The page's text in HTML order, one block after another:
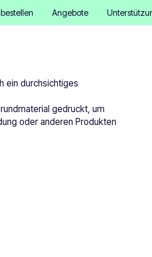
Angebote
ein durchsichtiges
gedruckt, um
oder anderen Produkten